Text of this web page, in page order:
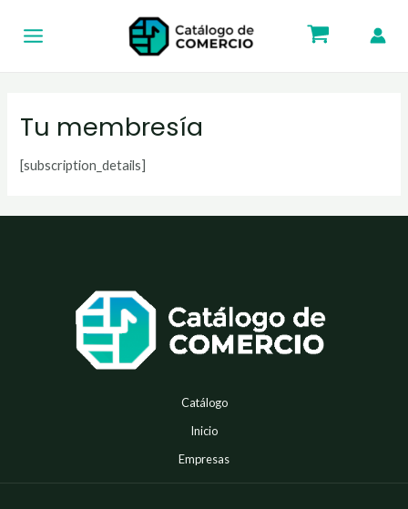
Menu
Tu membresía
[subscription_details]
Catálogo
Inicio
Empresas